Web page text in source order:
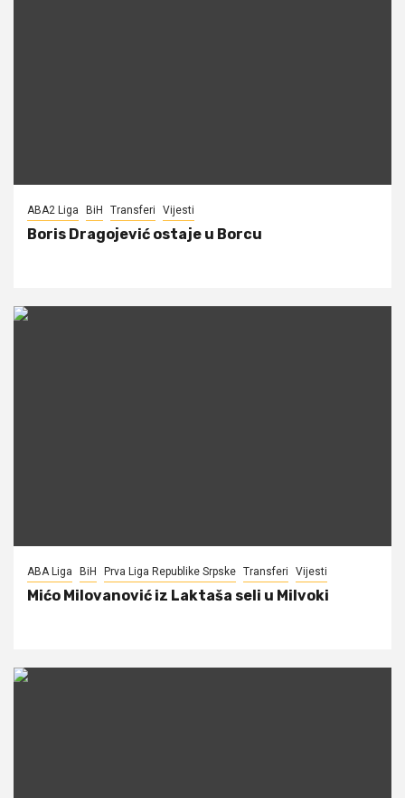
ABA2 Liga BiH Transferi Vijesti
Boris Dragojević ostaje u Borcu
ABA Liga BiH Prva Liga Republike Srpske Transferi Vijesti
Mićo Milovanović iz Laktaša seli u Milvoki